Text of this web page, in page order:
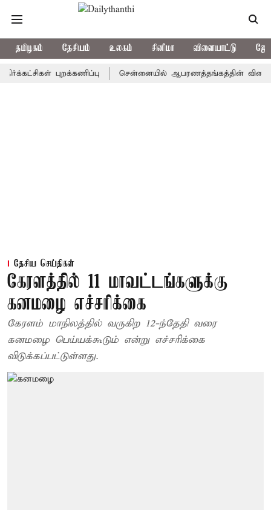
தமிழகம் தேசியம் உலகம் சினிமா விளையாட்டு
புறக்கணிப்பு சென்னையில் ஆபரணத்தங்கத்தின் விலை
தேசிய செய்திகள்
கேரளத்தில் 11 மாவட்டங்களுக்கு
கனமழை எச்சரிக்கை
கேரளம் மாநிலத்தில் வருகிற 12-ந்தேதி வரை
கனமழை பெய்யக்கூடும் என்று எச்சரிக்கை
விடுக்கப்பட்டுள்ளது.